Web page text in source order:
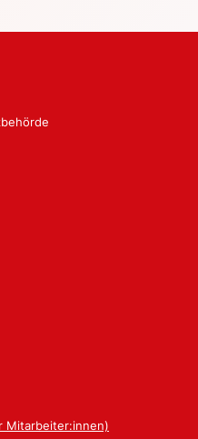
Mitarbeiter:innen)